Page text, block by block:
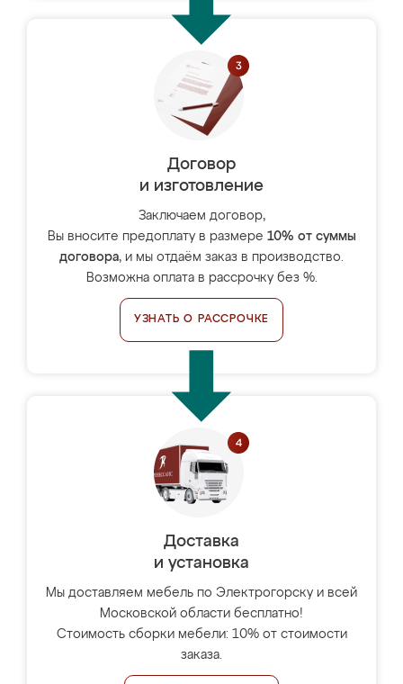
Договор
и изготовление
Заключаем договор,
Вы вносите предоплату в размере 10% от суммы
договора, и мы отдаём заказ в производство.
Возможна оплата в рассрочку без %.
УЗНАТЬ О РАССРОЧКЕ
Доставка
и установка
Мы доставляем мебель по Электрогорску и всей
Московской области бесплатно!
Стоимость сборки мебели: 10% от стоимости
заказа.